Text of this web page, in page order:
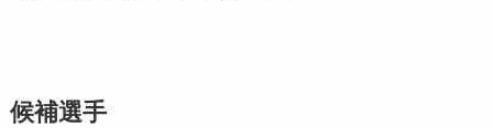
候補選手